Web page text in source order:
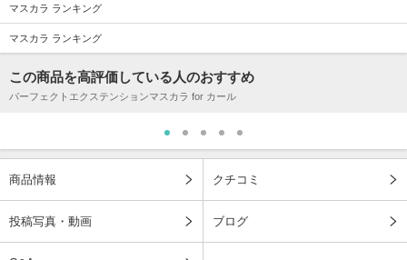
マスカラ ランキング
マスカラ ランキング
この商品を高評価している人のおすすめ
パーフェクトエクステンションマスカラ for カール
商品情報 クチコミ
投稿写真・動画 ブログ